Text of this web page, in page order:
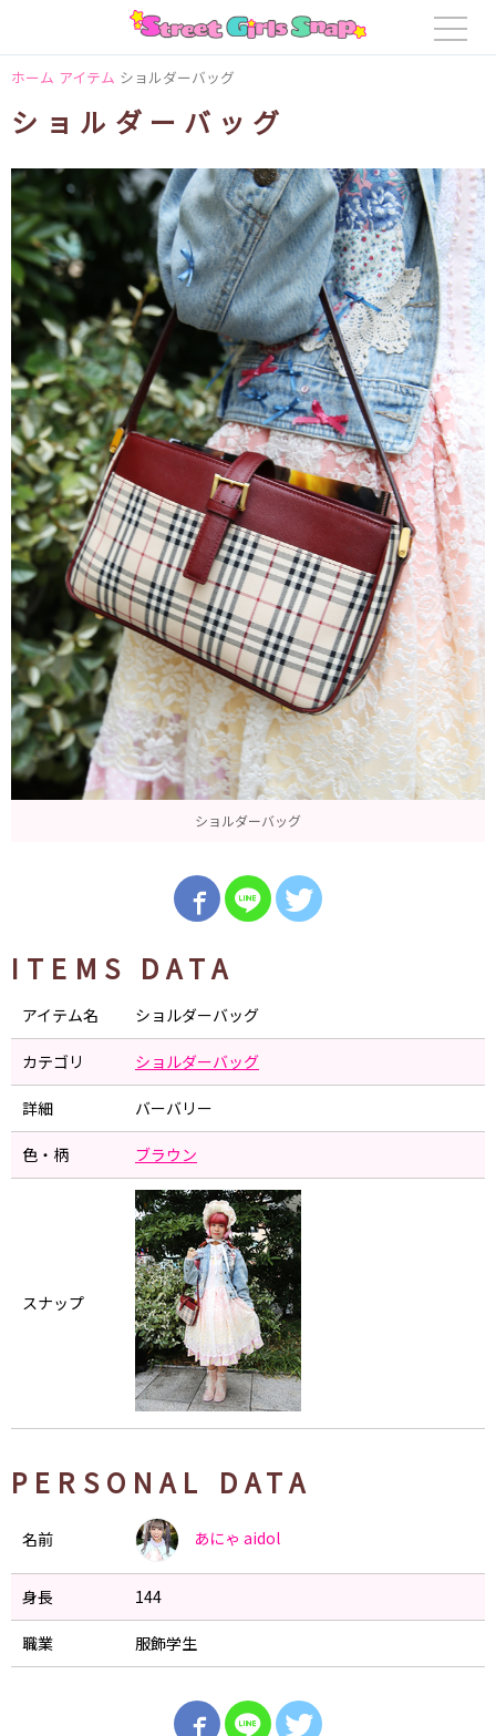
ホーム アイテム ショルダーバッグ
ショルダーバッグ
ショルダーバッグ
ITEMS DATA
アイテム名 ショルダーバッグ
カテゴリ ショルダーバッグ
詳細 バーバリー
色・柄 ブラウン
スナップ
PERSONAL DATA
名前 あにゃ aidol
身長 144
職業 服飾学生